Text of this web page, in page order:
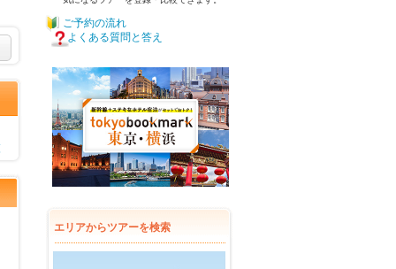
ご予約の流れ
よくある質問と答え
エリアからツアーを検索